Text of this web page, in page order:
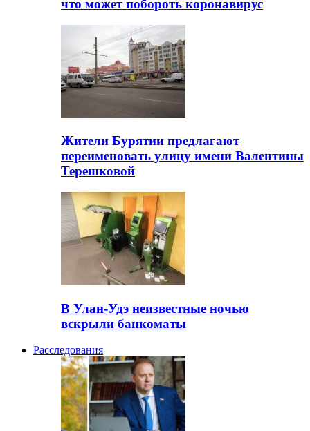
что может побороть коронавирус
Жители Бурятии предлагают
переименовать улицу имени Валентины
Терешковой
В Улан-Удэ неизвестные ночью
вскрыли банкоматы
Расследования